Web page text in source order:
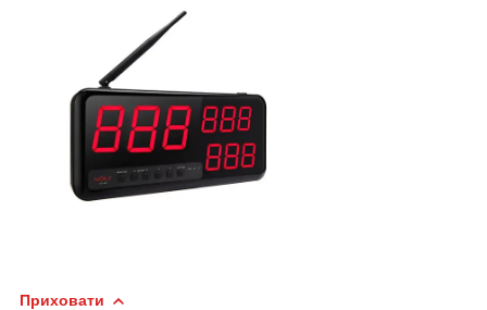
Приховати